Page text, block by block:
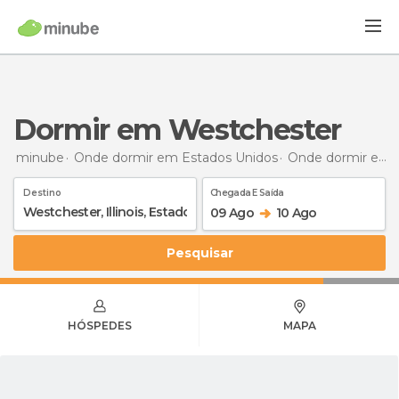
Dormir em Westchester
minube Onde dormir em Estados Unidos Onde dormir em Ilinóis
Destino Chegada E Saída
09 Ago 10 Ago
Pesquisar
HÓSPEDES MAPA